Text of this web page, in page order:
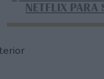
NETFLIX PARA